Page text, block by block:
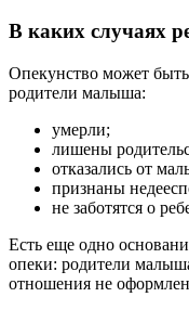
В каких случаях
Опекунство может
родители малыша:
умерли;
лишены
отказались от
признаны
не заботятся о
Есть еще одно
опеки: родители
отношения не